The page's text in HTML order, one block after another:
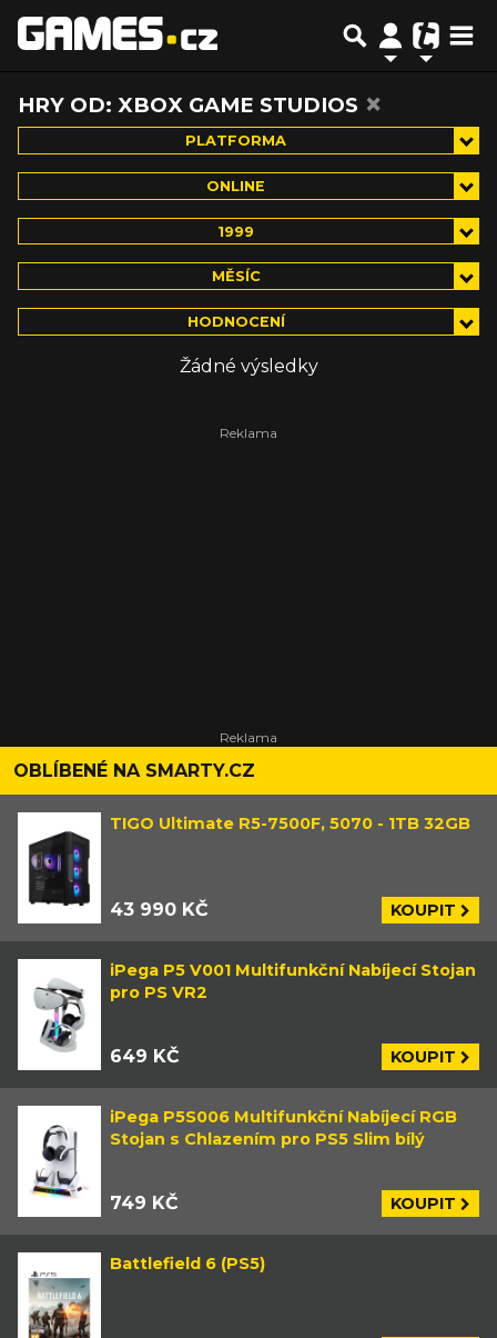
HRY OD: XBOX GAME STUDIOS ×
PLATFORMA
ONLINE
1999
MĚSÍC
HODNOCENÍ
Žádné výsledky
OBLÍBENÉ NA SMARTY.CZ
TIGO Ultimate R5-7500F, 5070 - 1TB 32GB
43 990 KČ KOUPIT
iPega P5 V001 Multifunkční Nabíjecí Stojan
pro PS VR2
649 KČ KOUPIT
iPega P5S006 Multifunkční Nabíjecí RGB
Stojan s Chlazením pro PS5 Slim bílý
749 KČ KOUPIT
Battlefield 6 (PS5)